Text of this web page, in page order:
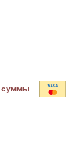
суммы